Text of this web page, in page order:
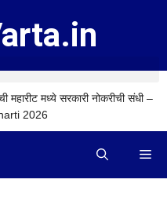
महारीट मध्ये सरकारी नोकरीची संधी –
2026